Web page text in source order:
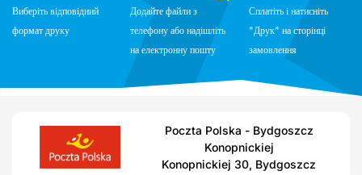
Виберіть відповідний
формат друку
Додайте файли з
телефону або надішліть
на електронну пошту
Сплатіть і натисніть
"Друк" на сторінці
замовлення
Poczta Polska - Bydgoszcz
Konopnickiej
Konopnickiej 30, Bydgoszcz